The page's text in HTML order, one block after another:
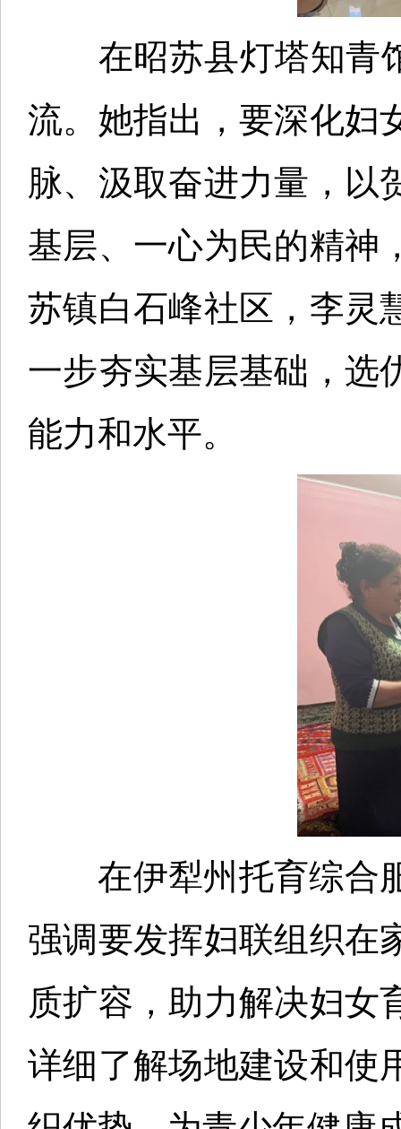
在昭苏县灯塔知青馆
流。她指出，要深化妇
脉、汲取奋进力量，以
基层、一心为民的精神
苏镇白石峰社区，李灵
一步夯实基层基础，选
能力和水平。
在伊犁州托育综合服
强调要发挥妇联组织在
质扩容，助力解决妇女
详细了解场地建设和使